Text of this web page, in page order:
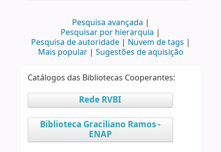
Pesquisa avançada
Pesquisar por hierarquia
Pesquisa de autoridade
Nuvem de tags
Mais popular
Sugestões de aquisição
Catálogos das Bibliotecas Cooperantes:
Rede RVBI
Biblioteca Graciliano Ramos -
ENAP